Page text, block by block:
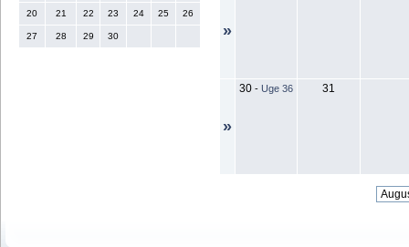
20 21 22 23 24 25 26
27 28 29 30 »
»
30 - Uge 36 31